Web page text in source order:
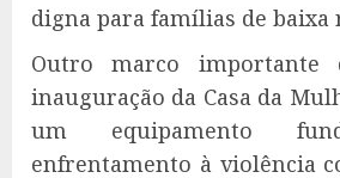
digna para famílias de baixa
Outro marco
inauguração da Casa da
um equipamento
enfrentamento à violência